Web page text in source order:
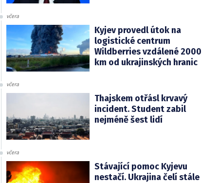
včera
Kyjev provedl útok na
logistické centrum
Wildberries vzdálené 2000
km od ukrajinských hranic
včera
Thajskem otřásl krvavý
incident. Student zabil
nejméně šest lidí
včera
Stávající pomoc Kyjevu
nestačí. Ukrajina čelí stále